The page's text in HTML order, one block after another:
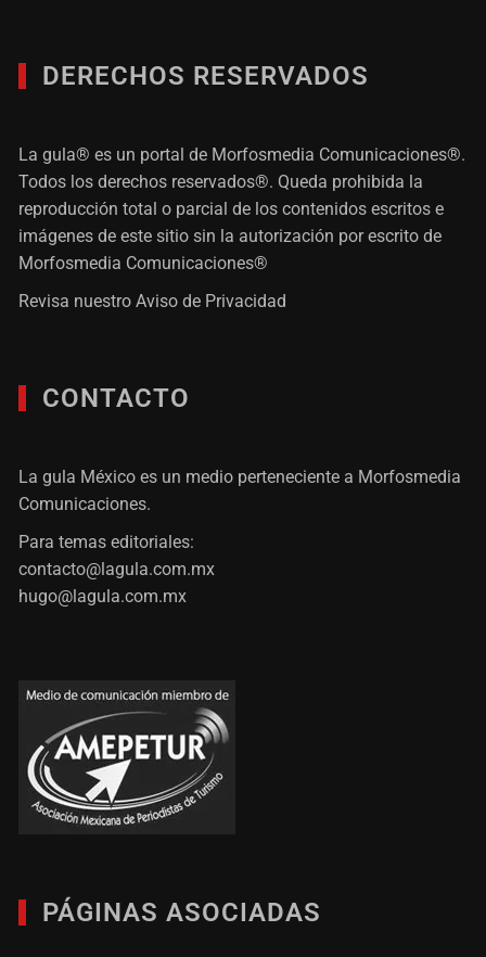
DERECHOS RESERVADOS
La gula® es un portal de Morfosmedia Comunicaciones®.
Todos los derechos reservados®. Queda prohibida la
reproducción total o parcial de los contenidos escritos e
imágenes de este sitio sin la autorización por escrito de
Morfosmedia Comunicaciones®
Revisa nuestroAviso de Privacidad
CONTACTO
La gula México es un medio perteneciente a Morfosmedia
Comunicaciones.
Para temas editoriales:
contacto@lagula.com.mx
hugo@lagula.com.mx
PÁGINAS ASOCIADAS